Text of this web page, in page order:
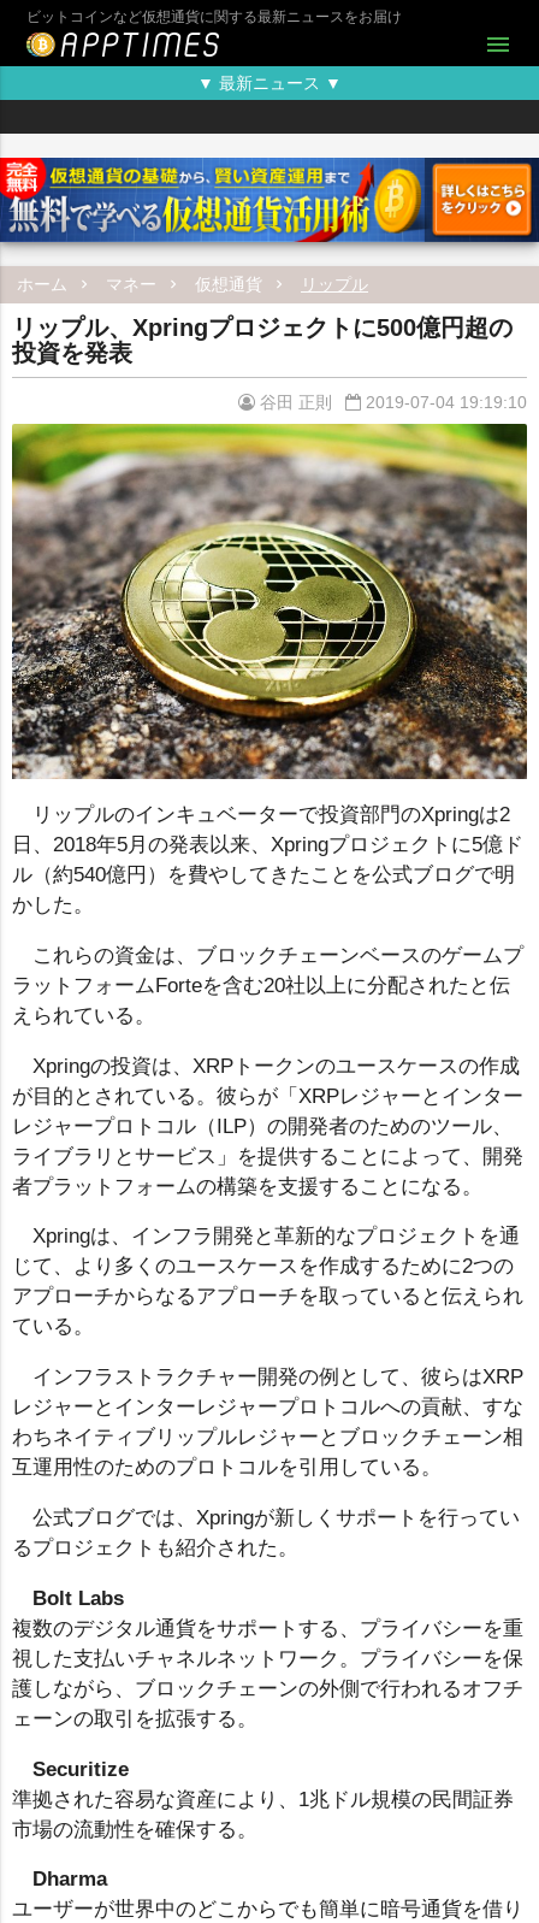
ビットコインなど仮想通貨に関する最新ニュースをお届け
menu
▼ 最新ニュース ▼
ホーム マネー 仮想通貨 リップル
リップル、Xpringプロジェクトに500億円超の
投資を発表
谷田 正則 2019-07-04 19:19:10
リップルのインキュベーターで投資部門のXpringは2
日、2018年5月の発表以来、Xpringプロジェクトに5億ド
ル（約540億円）を費やしてきたことを公式ブログで明
かした。
これらの資金は、ブロックチェーンベースのゲームプ
ラットフォームForteを含む20社以上に分配されたと伝
えられている。
Xpringの投資は、XRPトークンのユースケースの作成
が目的とされている。彼らが「XRPレジャーとインター
レジャープロトコル（ILP）の開発者のためのツール、
ライブラリとサービス」を提供することによって、開発
者プラットフォームの構築を支援することになる。
Xpringは、インフラ開発と革新的なプロジェクトを通
じて、より多くのユースケースを作成するために2つの
アプローチからなるアプローチを取っていると伝えられ
ている。
インフラストラクチャー開発の例として、彼らはXRP
レジャーとインターレジャープロトコルへの貢献、すな
わちネイティブリップルレジャーとブロックチェーン相
互運用性のためのプロトコルを引用している。
公式ブログでは、Xpringが新しくサポートを行ってい
るプロジェクトも紹介された。
Bolt Labs
複数のデジタル通貨をサポートする、プライバシーを重
視した支払いチャネルネットワーク。プライバシーを保
護しながら、ブロックチェーンの外側で行われるオフチ
ェーンの取引を拡張する。
Securitize
準拠された容易な資産により、1兆ドル規模の民間証券
市場の流動性を確保する。
Dharma
ユーザーが世界中のどこからでも簡単に暗号通貨を借り